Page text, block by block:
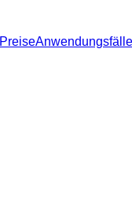
PreiseAnwendungsfälle